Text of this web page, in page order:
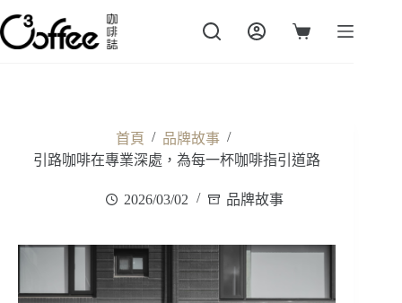
跳
至
主
購
首頁 / 品牌故事 /
引路咖啡在專業深處，為每一杯咖啡指引道路
2026/03/02 品牌故事